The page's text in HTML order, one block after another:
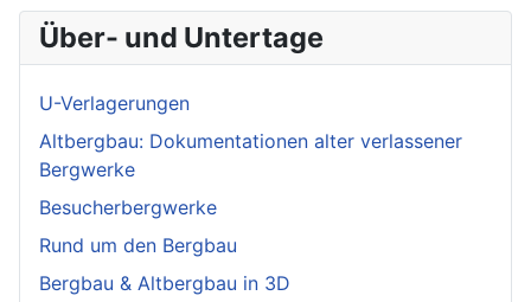
Über- und Untertage
U-Verlagerungen
Altbergbau: Dokumentationen alter verlassener
Bergwerke
Besucherbergwerke
Rund um den Bergbau
Bergbau & Altbergbau in 3D